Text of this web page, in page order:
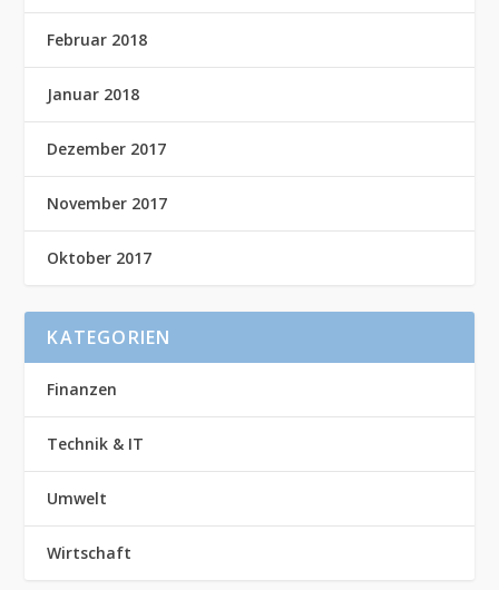
Februar 2018
Januar 2018
Dezember 2017
November 2017
Oktober 2017
KATEGORIEN
Finanzen
Technik & IT
Umwelt
Wirtschaft